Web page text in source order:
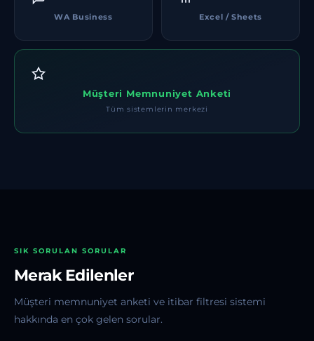
WA Business Excel / Sheets
Müşteri Memnuniyet Anketi
Tüm sistemlerin merkezi
SIK SORULAN SORULAR
Merak Edilenler
Müşteri memnuniyet anketi ve itibar filtresi sistemi
hakkında en çok gelen sorular.